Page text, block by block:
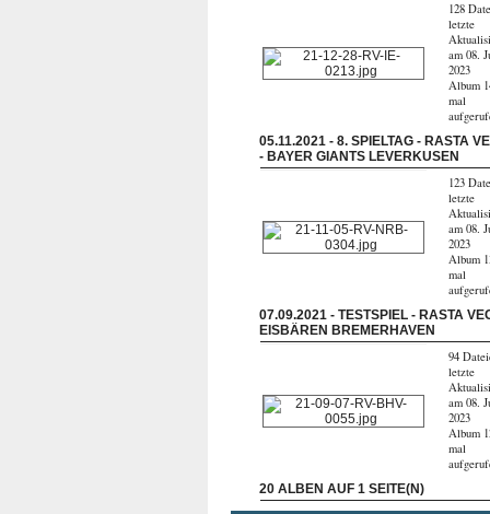
128
letzte
am 08.
2023
Album
mal
05.11.2021 - 8. SPIELTAG - RASTA
- BAYER GIANTS LEVERKUSEN
123
letzte
am 08.
2023
Album
mal
07.09.2021 - TESTSPIEL - RASTA
EISBÄREN BREMERHAVEN
94
letzte
am 08.
2023
Album
mal
20 ALBEN AUF 1 SEITE(N)